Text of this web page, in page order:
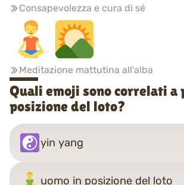
Consapevolezza e cura di sé
Meditazione mattutina all'alba
Quali emoji sono correlati a
posizione del loto?
yin yang
uomo in posizione del loto